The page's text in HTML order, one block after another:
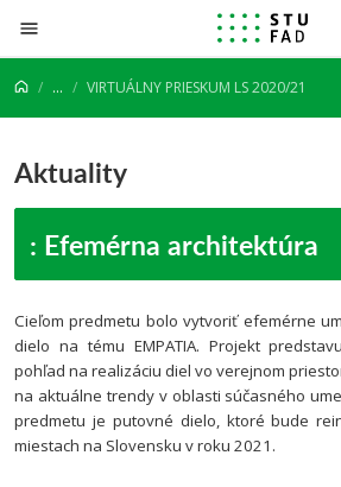
Prejsť na obsah
... VIRTUÁLNY PRIESKUM LS 2020/21
Aktuality
: Efemérna architektúra
Cieľom predmetu bolo vytvoriť efemérne
dielo na tému EMPATIA. Projekt
pohľad na realizáciu diel vo verejnom
na aktuálne trendy v oblasti súčasného
predmetu je putovné dielo, ktoré bude
miestach na Slovensku v roku 2021.